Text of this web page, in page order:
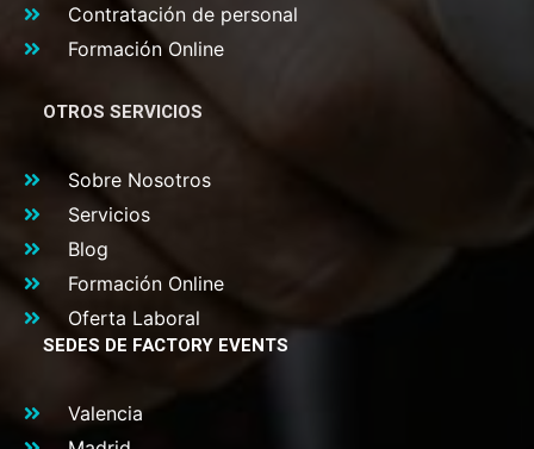
Contratación de personal
Formación Online
OTROS SERVICIOS
Sobre Nosotros
Servicios
Blog
Formación Online
Oferta Laboral
SEDES DE FACTORY EVENTS
Valencia